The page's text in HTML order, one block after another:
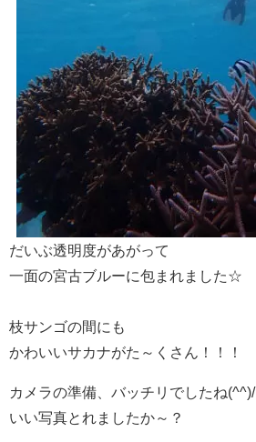
だいぶ透明度があがって
一面の宮古ブルーに包まれました☆
枝サンゴの間にも
かわいいサカナがた～くさん！！！
カメラの準備、バッチリでしたね(^^)/
いい写真とれましたか～？